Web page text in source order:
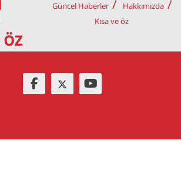
öz
Güncel Haberler
Hakkımızda
Kısa ve öz